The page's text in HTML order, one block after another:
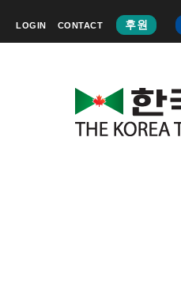
LOGIN CONTACT 후원